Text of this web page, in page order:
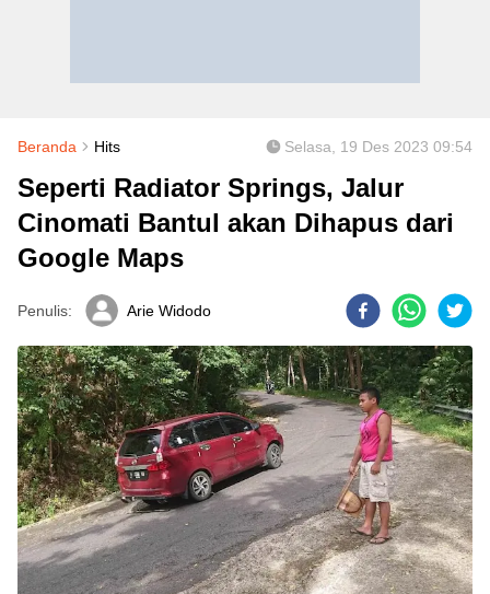
Beranda Hits Selasa, 19 Des 2023 09:54
Seperti Radiator Springs, Jalur
Cinomati Bantul akan Dihapus dari
Google Maps
Penulis: Arie Widodo